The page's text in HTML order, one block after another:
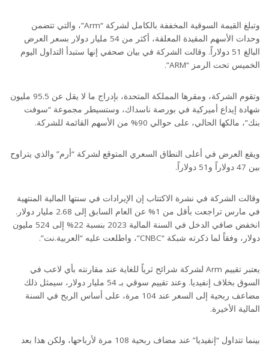
وتبلغ القيمة السوقية المخففة بالكامل لشركة “Arm”، والتي تتضمن
وحدات الأسهم المقيدة المعلقة، أكثر من 54 مليار دولار بسعر العرض
البالغ 51 دولاراً. وقالت الشركة في بيان صحفي إنها ستبدأ التداول اليوم
الخميس تحت الرمز “ARM”.
وتقوم الشركة، ومقرها المملكة المتحدة، بإدراج ما لا يقل عن 95.5 مليون
شهادة إيداع أميركية في بورصة ناسداك، وستسيطر مجموعة “سوفت
بنك”، مالكها الحالي، على حوالي 90% من الأسهم القائمة للشركة.
ويقع العرض في أعلى النطاق السعري المتوقع لشركة “أرم” والذي يتراوح
بين 47 دولاراً و51 دولاراً.
وقالت الشركة في نشرة الاكتتاب إن الإيرادات في سنتها المالية المنتهية
في مارس تراجعت بأقل من 1% عن العام السابق إلى 2.68 مليار دولار.
انخفض صافي الدخل في السنة المالية 2023 بنسبة 22% إلى 524 مليون
دولار، وفقاً لما ذكرته شبكة “CNBC”، واطلعت عليه “العربية.نت”.
يعتبر تقييم Arm لشركة شرائح ثرياً للغاية عند مقارنته بأي لاعب في
السوق بخلاف إنفيديا. وعند تقييم سوقي بـ 54 مليار دولار، سيمثل ذلك
مضاعف ربحية إلى السعر عند 104 مرة، على أساس الربح في السنة
المالية الأخيرة.
بينما تتداول “إنفيديا” عند مضاف ربحية 108 مرة لأرباحها، ولكن هذا بعد